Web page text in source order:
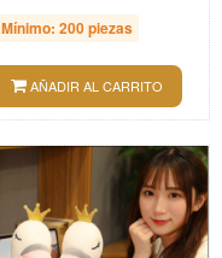
Mínimo: 200 piezas
AÑADIR AL CARRITO